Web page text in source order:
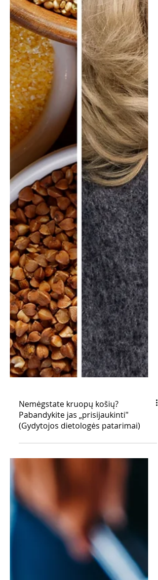
Nemėgstate kruopų košių?
Pabandykite jas „prisijaukinti"
(Gydytojos dietologės patarimai)